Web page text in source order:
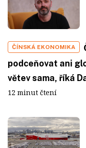
ČÍNSKÁ EKONOMIKA
podceňovat ani
větev sama, říká
12 minut čtení